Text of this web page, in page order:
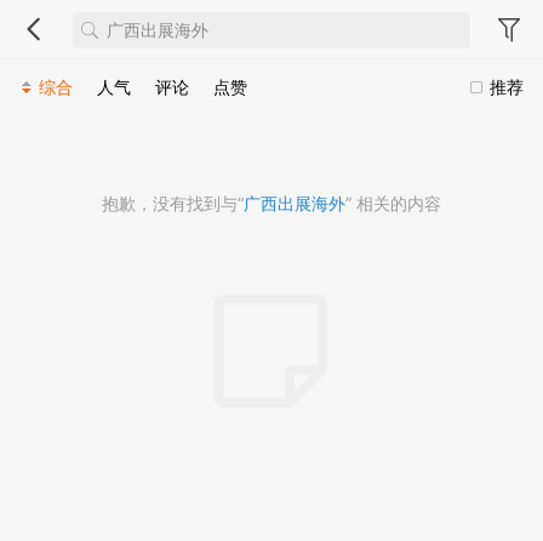
推荐
综合 人气 评论 点赞
抱歉，没有找到与“广西出展海外” 相关的内容